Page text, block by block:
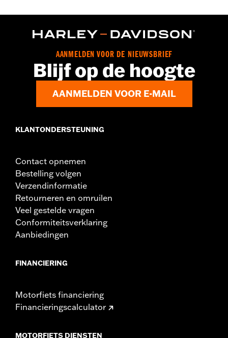
AANMELDEN VOOR DE NIEUWSBRIEF
Blijf op de hoogte
AANMELDEN VOOR E-MAIL
KLANTONDERSTEUNING
Contact opnemen
Bestelling volgen
Verzendinformatie
Retourneren en omruilen
Veel gestelde vragen
Conformiteitsverklaring
Aanbiedingen
FINANCIERING
Motorfiets financiering
Financieringscalculator
MOTORFIETS DIENSTEN